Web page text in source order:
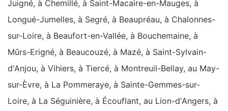
Juigné, à Chemillé, à Saint-Macaire-en-Mauges, à
Longué-Jumelles, à Segré, à Beaupréau, à Chalonnes-
sur-Loire, à Beaufort-en-Vallée, à Bouchemaine, à
Mûrs-Erigné, à Beaucouzé, à Mazé, à Saint-Sylvain-
d'Anjou, à Vihiers, à Tiercé, à Montreuil-Bellay, au May-
sur-Èvre, à La Pommeraye, à Sainte-Gemmes-sur-
Loire, à La Séguinière, à Écouflant, au Lion-d'Angers, à